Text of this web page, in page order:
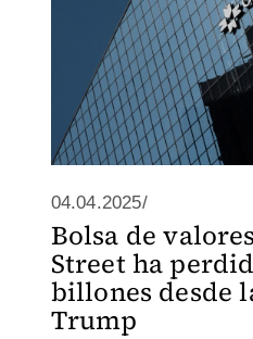
04.04.2025/
Bolsa de
Street ha
billones desde
Trump